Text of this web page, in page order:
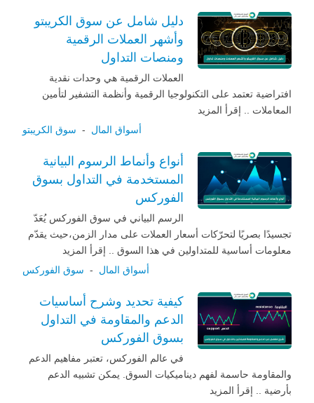
دليل شامل عن سوق الكريبتو
وأشهر العملات الرقمية
ومنصات التداول
العملات الرقمية هي وحدات نقدية
افتراضية تعتمد على التكنولوجيا الرقمية وأنظمة التشفير لتأمين
المعاملات .. إقرأ المزيد
أسواق المال - سوق الكريبتو
أنواع وأنماط الرسوم البيانية
المستخدمة في التداول بسوق
الفوركس
الرسم البياني في سوق الفوركس يُعَدّ
تجسيدًا بصريًا لتحرّكات أسعار العملات على مدار الزمن،حيث يقدّم
معلومات أساسية للمتداولين في هذا السوق .. إقرأ المزيد
أسواق المال - سوق الفوركس
كيفية تحديد وشرح أساسيات
الدعم والمقاومة في التداول
بسوق الفوركس
في عالم الفوركس، تعتبر مفاهيم الدعم
والمقاومة حاسمة لفهم ديناميكيات السوق. يمكن تشبيه الدعم
بأرضية .. إقرأ المزيد